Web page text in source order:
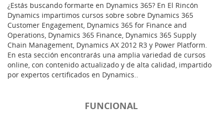
¿Estás buscando formarte en Dynamics 365? En El Rincón
Dynamics impartimos cursos sobre sobre Dynamics 365
Customer Engagement, Dynamics 365 for Finance and
Operations, Dynamics 365 Finance, Dynamics 365 Supply
Chain Management, Dynamics AX 2012 R3 y Power Platform.
En esta sección encontrarás una amplia variedad de cursos
online, con contenido actualizado y de alta calidad, impartido
por expertos certificados en Dynamics..
FUNCIONAL